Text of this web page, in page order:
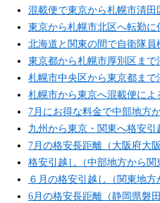
混載便で東京から札幌市清田
東京から札幌市北区へ転勤に
北海道と関東の間で自衛隊員
東京都から札幌市厚別区まで
札幌市中央区から東京都まで
札幌市から東京へ混載便によ
7月にお得な料金で中部地方
九州から東京・関東へ格安引
7月の格安長距離（大阪府大
格安引越し（中部地方から関
６月の格安引越し（関東地方
6月の格安長距離（静岡県磐